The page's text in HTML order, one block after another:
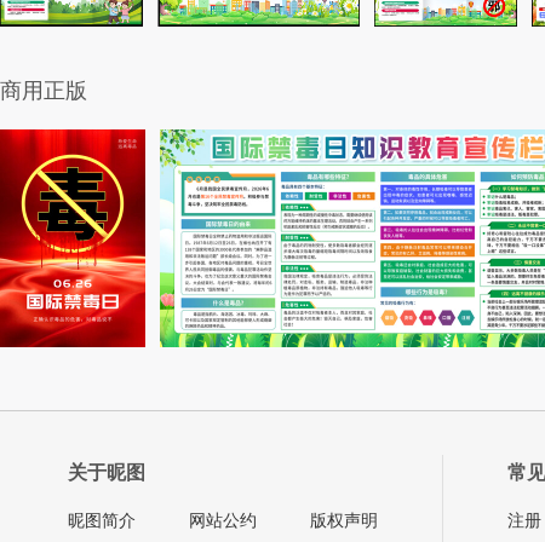
商用正版
关于昵图
昵图简介 网站公约 版权声明
常
注册